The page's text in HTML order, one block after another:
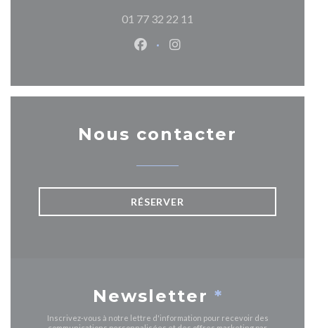
01 77 32 22 11
Facebook ((ouvre une
Instagram ((ouvre une
Nous contacter
RÉSERVER
Newsletter *
Inscrivez-vous à notre lettre d'information pour recevoir des